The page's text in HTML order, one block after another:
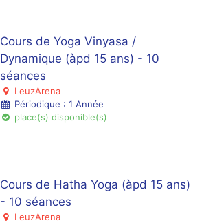
Cours de Yoga Vinyasa /
Dynamique (àpd 15 ans) - 10
séances
LeuzArena
Périodique : 1 Année
place(s) disponible(s)
Cours de Hatha Yoga (àpd 15 ans)
- 10 séances
LeuzArena